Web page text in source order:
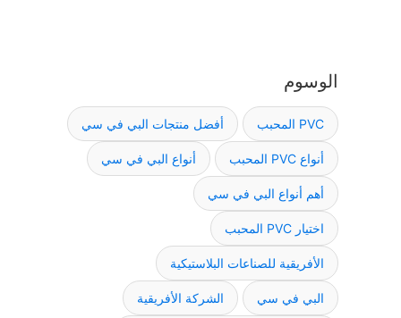
الوسوم
PVC المحبب أفضل منتجات البي في سي
أنواع PVC المحبب أنواع البي في سي
أهم أنواع البي في سي
اختيار PVC المحبب
الأفريقية للصناعات البلاستيكية
البي في سي الشركة الأفريقية